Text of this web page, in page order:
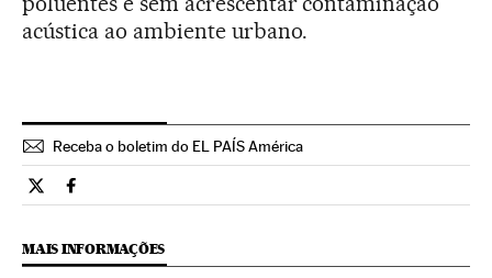
acústica ao ambiente urbano.
Receba o boletim do EL PAÍS América
Tecnologia El País Brasil en Twitter
Tecnologia El País Brasil en Facebook
MAIS INFORMAÇÕES